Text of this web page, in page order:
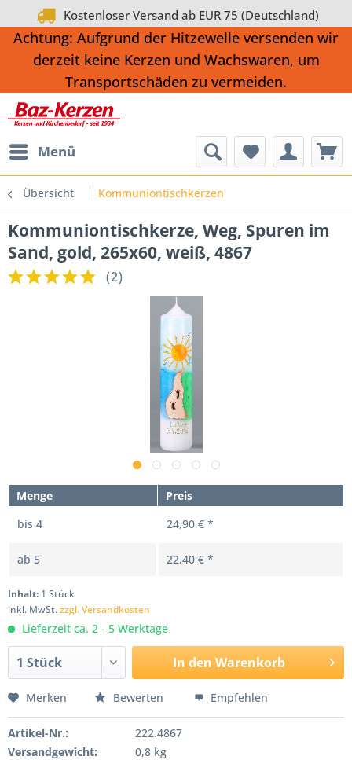
Kostenloser Versand ab EUR 75 (Deutschland)
Achtung: Aufgrund der Hitzewelle versenden wir
derzeit keine Kerzen und Wachswaren, um
Transportschäden zu vermeiden.
Menü
Übersicht Kommuniontischkerzen
Kommuniontischkerze, Weg, Spuren im
Sand, gold, 265x60, weiß, 4867
(2)
Menge
Preis
bis 4 24,90 € *
ab 5 22,40 € *
Inhalt: 1 Stück
inkl. MwSt.zzgl. Versandkosten
Lieferzeit ca. 2 - 5 Werktage
In den Warenkorb
Merken Bewerten Empfehlen
Artikel-Nr.:
222.4867
Versandgewicht:
0,8 kg